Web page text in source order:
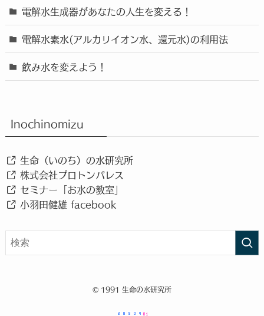
電解水生成器があなたの人生を変える！
電解水素水(アルカリイオン水、還元水)の利用法
飲み水を変えよう！
Inochinomizu
生命（いのち）の水研究所
株式会社プロトンパレス
セミナー「お水の教室」
小羽田健雄 facebook
© 1991 生命の水研究所